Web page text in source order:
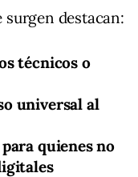
surgen destacan:
técnicos o
universal al
quienes no